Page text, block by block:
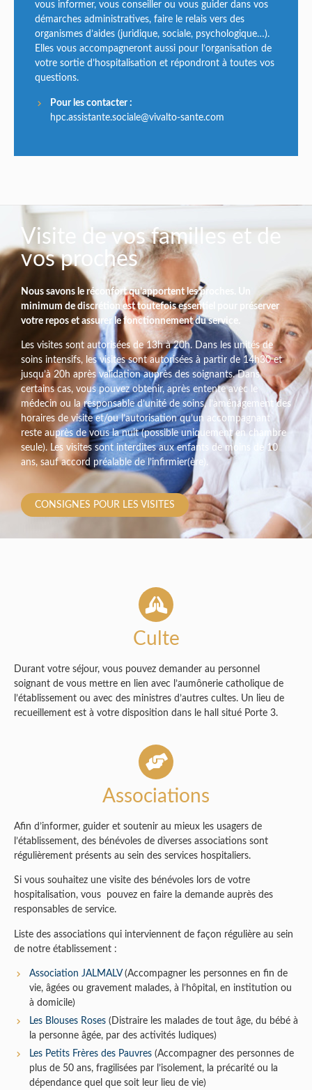
vous informer, vous conseiller ou vous guider dans vos
démarches administratives, faire le relais vers des
organismes d’aides (juridique, sociale, psychologique…).
Elles vous accompagneront aussi pour l’organisation de
votre sortie d’hospitalisation et répondront à toutes vos
questions.
Pour les contacter :
hpc.assistante.sociale@vivalto-sante.com
Visite de vos familles et de
vos proches
Nous savons le réconfort qu’apportent les proches. Un
minimum de discrétion est toutefois essentiel pour préserver
votre repos et assurer le fonctionnement du service.
Les visites sont autorisées de 13h à 20h. Dans les unités de
soins intensifs, les visites sont autorisées à partir de 14h30 et
jusqu’à 20h après validation auprès des soignants. Dans
certains cas, vous pouvez obtenir, après entente avec le
médecin ou la responsable d’unité de soins, l’aménagement des
horaires de visite et/ou l’autorisation qu’un accompagnant
reste auprès de vous la nuit (possible uniquement en chambre
seule). Les visites sont interdites aux enfants de moins de 10
ans, sauf accord préalable de l’infirmier(ère).
CONSIGNES POUR LES VISITES
Culte
Durant votre séjour, vous pouvez demander au personnel
soignant de vous mettre en lien avec l’aumônerie catholique de
l’établissement ou avec des ministres d’autres cultes. Un lieu de
recueillement est à votre disposition dans le hall situé Porte 3.
Associations
Afin d’informer, guider et soutenir au mieux les usagers de
l’établissement, des bénévoles de diverses associations sont
régulièrement présents au sein des services hospitaliers.
Si vous souhaitez une visite des bénévoles lors de votre
hospitalisation, vous pouvez en faire la demande auprès des
responsables de service.
Liste des associations qui interviennent de façon régulière au sein
de notre établissement :
Association JALMALV(Accompagner les personnes en fin de
vie, âgées ou gravement malades, à l’hôpital, en institution ou
à domicile)
Les Blouses Roses(Distraire les malades de tout âge, du bébé à
la personne âgée, par des activités ludiques)
Les Petits Frères des Pauvres(Accompagner des personnes de
plus de 50 ans, fragilisées par l’isolement, la précarité ou la
dépendance quel que soit leur lieu de vie)